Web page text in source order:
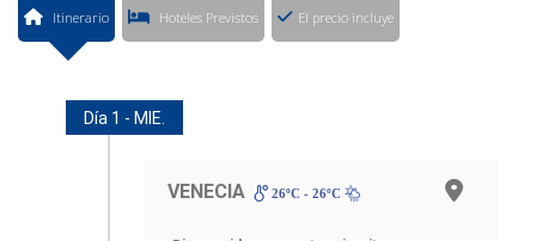
Itinerario Hoteles Previstos El precio incluye
Día 1 - MIE.
VENECIA 26ºC - 26ºC